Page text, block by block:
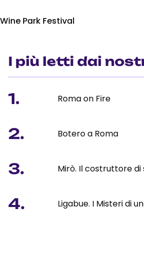
Wine Park Festival
I più letti dai
1. Roma on Fire
2. Botero a Roma
3. Mirò. Il costruttore di
4. Ligabue. I Misteri di